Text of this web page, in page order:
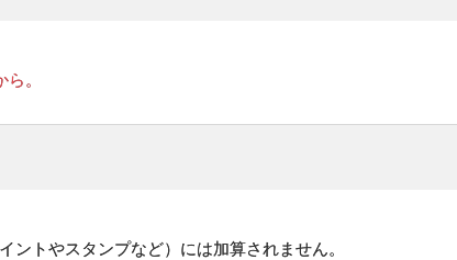
。
ントやスタンプなど）には加算されません。